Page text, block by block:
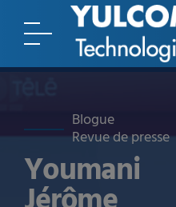
Blogue
Revue de presse
Youmani